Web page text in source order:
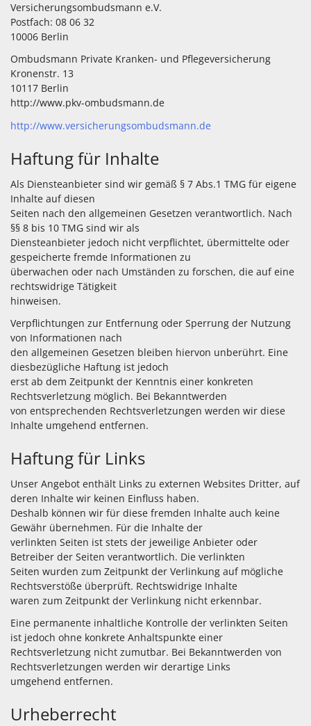
Versicherungsombudsmann e.V.
Postfach: 08 06 32
10006 Berlin
Ombudsmann Private Kranken- und Pflegeversicherung
Kronenstr. 13
10117 Berlin
http://www.pkv-ombudsmann.de
http://www.versicherungsombudsmann.de
Haftung für Inhalte
Als Diensteanbieter sind wir gemäß § 7 Abs.1 TMG für eigene
Inhalte auf diesen
Seiten nach den allgemeinen Gesetzen verantwortlich. Nach
§§ 8 bis 10 TMG sind wir als
Diensteanbieter jedoch nicht verpflichtet, übermittelte oder
gespeicherte fremde Informationen zu
überwachen oder nach Umständen zu forschen, die auf eine
rechtswidrige Tätigkeit
hinweisen.
Verpflichtungen zur Entfernung oder Sperrung der Nutzung
von Informationen nach
den allgemeinen Gesetzen bleiben hiervon unberührt. Eine
diesbezügliche Haftung ist jedoch
erst ab dem Zeitpunkt der Kenntnis einer konkreten
Rechtsverletzung möglich. Bei Bekanntwerden
von entsprechenden Rechtsverletzungen werden wir diese
Inhalte umgehend entfernen.
Haftung für Links
Unser Angebot enthält Links zu externen Websites Dritter, auf
deren Inhalte wir keinen Einfluss haben.
Deshalb können wir für diese fremden Inhalte auch keine
Gewähr übernehmen. Für die Inhalte der
verlinkten Seiten ist stets der jeweilige Anbieter oder
Betreiber der Seiten verantwortlich. Die verlinkten
Seiten wurden zum Zeitpunkt der Verlinkung auf mögliche
Rechtsverstöße überprüft. Rechtswidrige Inhalte
waren zum Zeitpunkt der Verlinkung nicht erkennbar.
Eine permanente inhaltliche Kontrolle der verlinkten Seiten
ist jedoch ohne konkrete Anhaltspunkte einer
Rechtsverletzung nicht zumutbar. Bei Bekanntwerden von
Rechtsverletzungen werden wir derartige Links
umgehend entfernen.
Urheberrecht